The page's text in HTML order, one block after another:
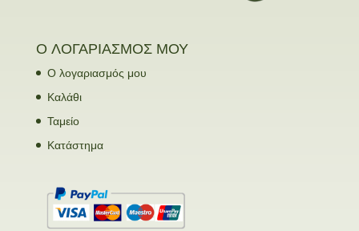
Ο ΛΟΓΑΡΙΑΣΜΟΣ ΜΟΥ
Ο λογαριασμός μου
Καλάθι
Ταμείο
Κατάστημα